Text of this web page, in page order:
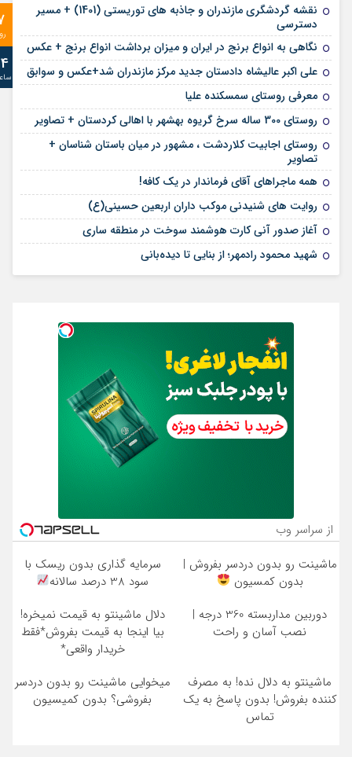
نقشه گردشگری مازندران و جاذبه های توریستی (1401) + مسیر
دسترسی
نگاهی به انواع برنج در ایران و میزان برداشت انواع برنج + عکس
علی‌ اکبر عالیشاه دادستان جدید مرکز مازندران شد+عکس و سوابق
معرفی روستای سمسکنده علیا
روستای 300 ساله سرخ ‌گریوه بهشهر با اهالی کردستان + تصاویر
روستای اجابیت کلاردشت ، مشهور در میان باستان شناسان +
تصاویر
همه ماجراهای آقای فرماندار در یک کافه!
روایت های شنیدنی موکب داران اربعین حسینی(ع)
آغاز صدور آنی کارت هوشمند سوخت در منطقه ساری
شهید محمود رادمهر؛ از بنایی تا دیده‌بانی
از سراسر وب
ماشینت رو بدون دردسر بفروش |
بدون کمسیون
سرمایه گذاری بدون ریسک با
سود 38 درصد سالانه
دوربین مداربسته 360 درجه |
نصب آسان و راحت
دلال ماشینتو به قیمت نمیخره!
بیا اینجا به قیمت بفروش*فقط
خریدار واقعی*
ماشینتو به دلال نده! به مصرف
کننده بفروش! بدون پاسخ به یک
تماس
میخوایی ماشینت رو بدون دردسر
بفروشی؟ بدون کمیسیون